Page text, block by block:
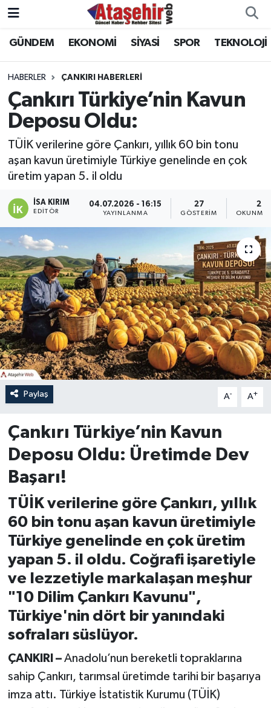
GÜNDEM EKONOMİ SİYASİ SPOR TEKNOLOJİ
HABERLER ÇANKIRI HABERLERI
Çankırı Türkiye’nin Kavun
Deposu Oldu:
TÜİK verilerine göre Çankırı, yıllık 60 bin tonu
aşan kavun üretimiyle Türkiye genelinde en çok
üretim yapan 5. il oldu
İSA KIRIM
EDITÖR
04.07.2026 - 16:15
YAYINLANMA
27
GÖSTERIM
2
OKUNMA
Paylaş A- A+
Çankırı Türkiye’nin Kavun
Deposu Oldu: Üretimde Dev
Başarı!
TÜİK verilerine göre Çankırı, yıllık
60 bin tonu aşan kavun üretimiyle
Türkiye genelinde en çok üretim
yapan 5. il oldu. Coğrafi işaretiyle
ve lezzetiyle markalaşan meşhur
"10 Dilim Çankırı Kavunu",
Türkiye'nin dört bir yanındaki
sofraları süslüyor.
ÇANKIRI –Anadolu’nun bereketli topraklarına
sahip Çankırı, tarımsal üretimde tarihi bir başarıya
imza attı. Türkiye İstatistik Kurumu (TÜİK)
Hava Durumu
Trafik Durumu
Süper Lig Puan Durumu ve Fikstür
Tüm Manşetler
Son Dakika Haberleri
Haber Arşivi